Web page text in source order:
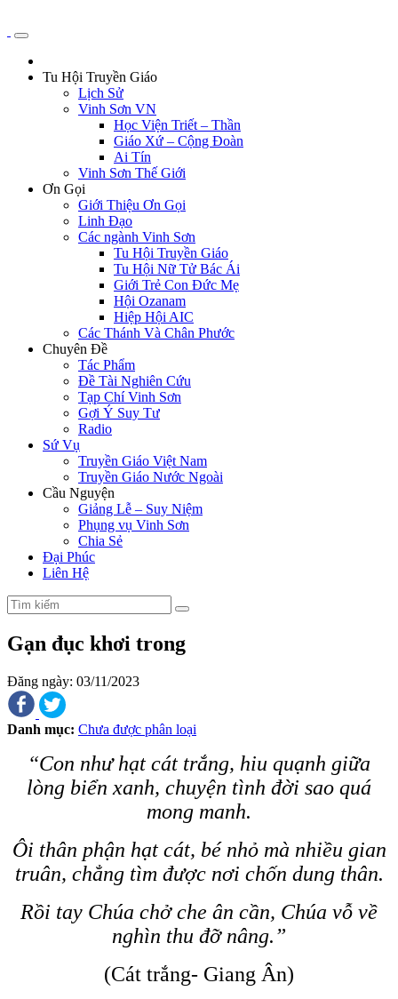
Tu Hội Truyền Giáo
Lịch Sử
Vinh Sơn VN
Học Viện Triết – Thần
Giáo Xứ – Cộng Đoàn
Ai Tín
Vinh Sơn Thế Giới
Ơn Gọi
Giới Thiệu Ơn Gọi
Linh Đạo
Các ngành Vinh Sơn
Tu Hội Truyền Giáo
Tu Hội Nữ Tử Bác Ái
Giới Trẻ Con Đức Mẹ
Hội Ozanam
Hiệp Hội AIC
Các Thánh Và Chân Phước
Chuyên Đề
Tác Phẩm
Đề Tài Nghiên Cứu
Tạp Chí Vinh Sơn
Gợi Ý Suy Tư
Radio
Sứ Vụ
Truyền Giáo Việt Nam
Truyền Giáo Nước Ngoài
Cầu Nguyện
Giảng Lễ – Suy Niệm
Phụng vụ Vinh Sơn
Chia Sẻ
Đại Phúc
Liên Hệ
Gạn đục khơi trong
Đăng ngày: 03/11/2023
Danh mục: Chưa được phân loại
“Con như hạt cát trắng, hiu quạnh giữa
lòng biển xanh, chuyện tình đời sao quá
mong manh.
Ôi thân phận hạt cát, bé nhỏ mà nhiều gian
truân, chẳng tìm được nơi chốn dung thân.
Rồi tay Chúa chở che ân cần, Chúa vỗ về
nghìn thu đỡ nâng.”
(Cát trắng- Giang Ân)